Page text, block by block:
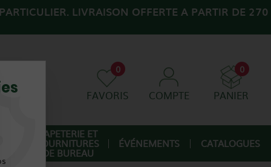
LIVRAISON OFFERTE A PARTIR DE 270
0
FAVORIS COMPTE
0
PANIER
PAPETERIE ET
FOURNITURES
DE BUREAU
ÉVÉNEMENTS CATALOGUES